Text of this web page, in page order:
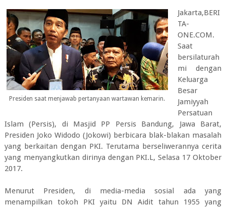
Presiden saat menjawab pertanyaan wartawan kemarin.
Jakarta,BERI
TA-
ONE.COM.
Saat
bersilaturah
mi dengan
Keluarga
Besar
Jamiyyah
Persatuan
Islam (Persis), di Masjid PP Persis Bandung, Jawa Barat,
Presiden Joko Widodo (Jokowi) berbicara blak-blakan masalah
yang berkaitan dengan PKI. Terutama berseliwerannya cerita
yang menyangkutkan dirinya dengan PKI.L, Selasa 17 Oktober
2017.
Menurut Presiden, di media-media sosial ada yang
menampilkan tokoh PKI yaitu DN Aidit tahun 1955 yang